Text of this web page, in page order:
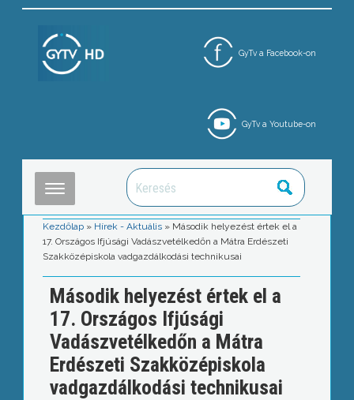
GyTv a Facebook-on
GyTv a Youtube-on
Kezdőlap » Hírek - Aktuális » Második helyezést értek el a
17. Országos Ifjúsági Vadászvetélkedőn a Mátra Erdészeti
Szakközépiskola vadgazdálkodási technikusai
Második helyezést értek el a
17. Országos Ifjúsági
Vadászvetélkedőn a Mátra
Erdészeti Szakközépiskola
vadgazdálkodási technikusai